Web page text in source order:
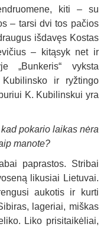
kiti – su
– tarsi dvi tos pačios
išdavęs Kostas
– kitąsyk net ir
„Bunkeris“ vyksta
ir ryžtingo
K. Kubilinskui yra
pokario laikas nėra
manote?
paprastos. Stribai
likusiai Lietuvai.
aukotis ir kurti
lageriai, miškas
Liko prisitaikėliai,